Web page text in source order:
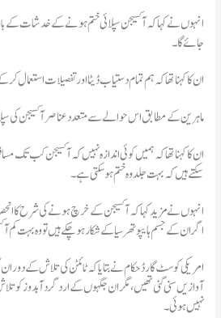
انہوں نے کہا کہ آکسیجن سپلائی ختم ہونے کے خدشات کے
جائے گا۔
ان کا کہنا تھا کہ ہم تمام دستیاب ڈیٹا اور تفصیلات
ماہرین کے مطابق اس حوالے سے متعدد عناصر آکسیجن کی
ان کا کہنا تھا کہ ہمیں کوئی اندازہ نہیں کہ آکسیجن کب تک
سکتے ہیں کہ بہت جلد وہ ختم ہو سکتی ہے۔
انہوں نے مزید کہا کہ آکسیجن کے خرچ ہونے کی شرح کا
اگر ان کے جسم ہایپوتھر سیا کے شکار ہو چکے ہیں تو وہ بہت
آوازیں سنی گئی تھیں، مگر ان جگہوں کے اردگرد آبدوز کو
نہیں ہوئی۔